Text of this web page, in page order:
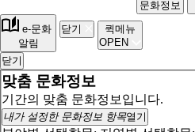
문화정보
e-문화
알림
닫기
퀵메뉴
OPEN
닫기
맞춤 문화정보
기간의 맞춤 문화정보입니다.
내가 설정한 문화정보 항목열기